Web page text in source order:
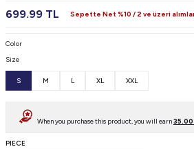
699.99 TL Sepette Net %10 / 2 ve üzeri
Color
Size
S M L XL XXL
When you purchase this product, you will earn35.00
PIECE